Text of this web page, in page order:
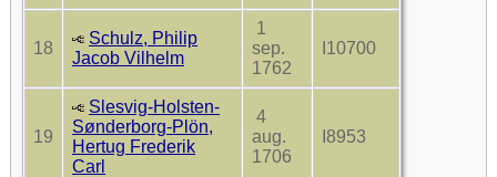
18
Schulz, Philip
Jacob Vilhelm
1
sep.
1762
I10700
19
Slesvig-Holsten-
Sønderborg-Plön,
Hertug Frederik
Carl
4
aug.
1706
I8953